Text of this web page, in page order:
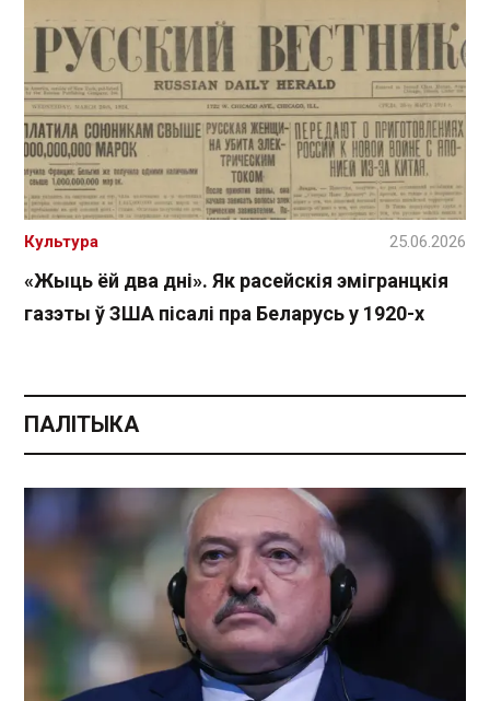
«Жыць ёй два дні». Як расейскія эмігранцкія
газэты ў ЗША пісалі пра Беларусь у 1920-х
Культура 25.06.2026
ПАЛІТЫКА